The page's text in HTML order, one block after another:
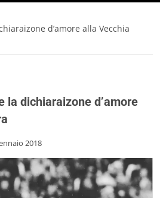
d’amore alla Vecchia
la dichiaraizone d’amore
2018